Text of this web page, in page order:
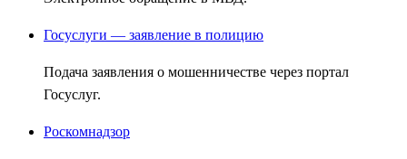
Госуслуги — заявление в полицию
Подача заявления о мошенничестве через портал
Госуслуг.
Роскомнадзор